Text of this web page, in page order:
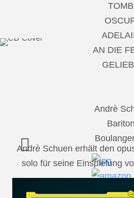
AN DIE
Andrè
Andrè Schuen erhält den
solo für seine Einspielung